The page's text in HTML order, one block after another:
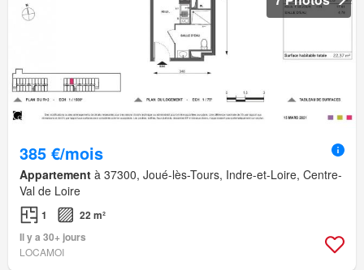
385 €/mois
Appartement à 37300, Joué-lès-Tours, Indre-et-Loire, Centre-
Val de Loire
1
22 m²
Il y a 30+ jours
LOCAMOI